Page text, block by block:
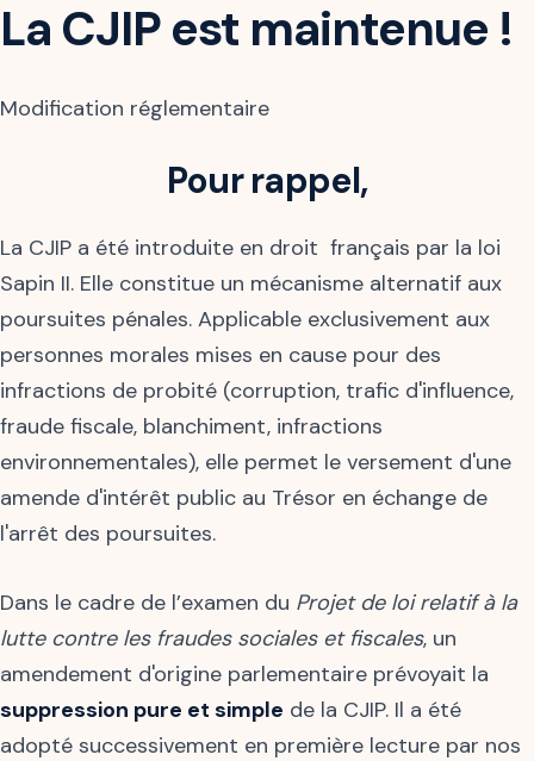
La CJIP est maintenue !
Modification réglementaire
Pour rappel,
La CJIP a été introduite en droit français par la loi
Sapin II. Elle constitue un mécanisme alternatif aux
poursuites pénales. Applicable exclusivement aux
personnes morales mises en cause pour des
infractions de probité (corruption, trafic d'influence,
fraude fiscale, blanchiment, infractions
environnementales), elle permet le versement d'une
amende d'intérêt public au Trésor en échange de
l'arrêt des poursuites.
Dans le cadre de l’examen du Projet de loi relatif à la
lutte contre les fraudes sociales et fiscales, un
amendement d'origine parlementaire prévoyait la
suppression pure et simple de la CJIP. Il a été
adopté successivement en première lecture par nos